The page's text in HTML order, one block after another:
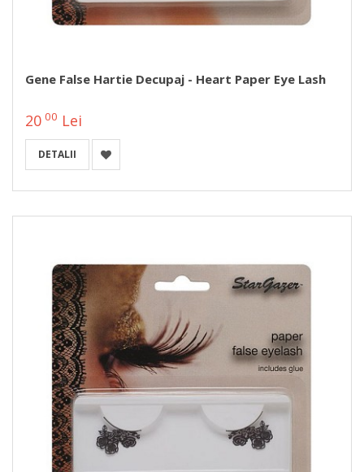
Gene False Hartie Decupaj - Heart Paper Eye Lash
20 00 Lei
DETALII